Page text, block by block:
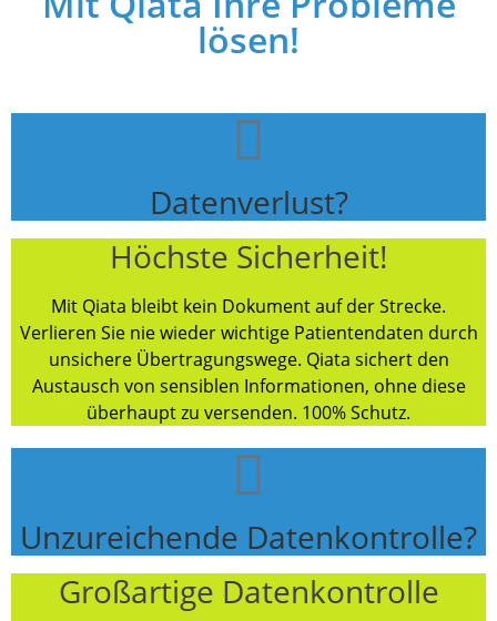
lösen!
Datenverlust?
Höchste Sicherheit!
Mit Qiata bleibt kein Dokument auf der Strecke.
Verlieren Sie nie wieder wichtige Patientendaten durch
unsichere Übertragungswege. Qiata sichert den
Austausch von sensiblen Informationen, ohne diese
überhaupt zu versenden. 100% Schutz.
Unzureichende Datenkontrolle?
Großartige Datenkontrolle